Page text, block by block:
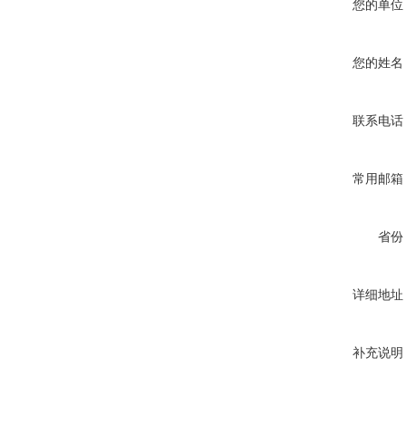
您的单位
您的姓名
联系电话
常用邮箱
省份
详细地址
补充说明